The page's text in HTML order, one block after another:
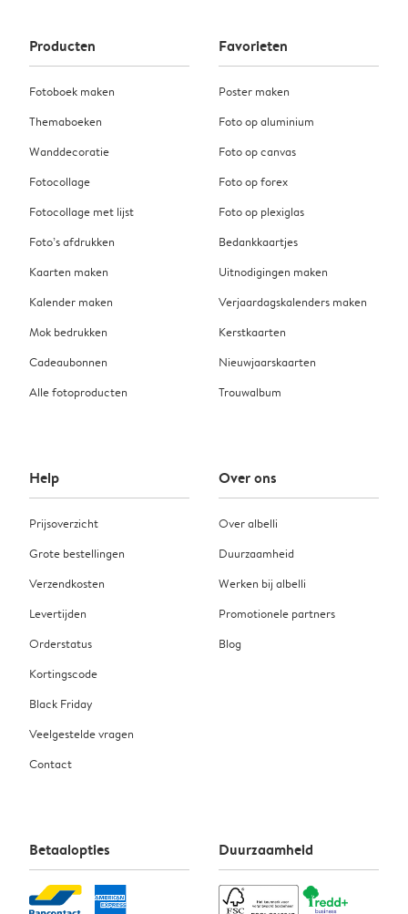
Producten
Fotoboek maken
Themaboeken
Wanddecoratie
Fotocollage
Fotocollage met lijst
Foto’s afdrukken
Kaarten maken
Kalender maken
Mok bedrukken
Cadeaubonnen
Alle fotoproducten
Favorieten
Poster maken
Foto op aluminium
Foto op canvas
Foto op forex
Foto op plexiglas
Bedankkaartjes
Uitnodigingen maken
Verjaardagskalenders maken
Kerstkaarten
Nieuwjaarskaarten
Trouwalbum
Help
Prijsoverzicht
Grote bestellingen
Verzendkosten
Levertijden
Orderstatus
Kortingscode
Black Friday
Veelgestelde vragen
Contact
Over ons
Over albelli
Duurzaamheid
Werken bij albelli
Promotionele partners
Blog
Betaalopties Duurzaamheid